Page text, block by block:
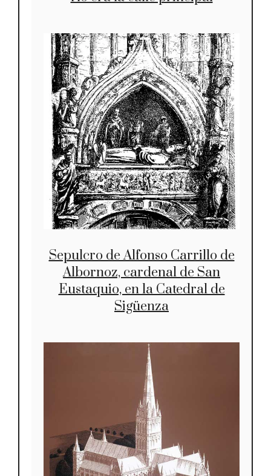
Sepulcro de Alfonso Carrillo de
Albornoz, cardenal de San
Eustaquio, en la Catedral de
Sigüenza